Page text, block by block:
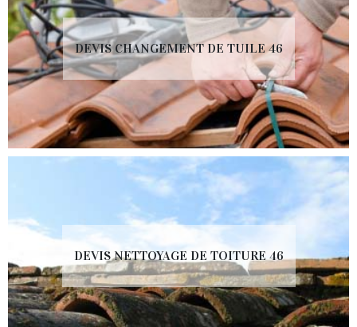
DEVIS CHANGEMENT DE TUILE 46
DEVIS NETTOYAGE DE TOITURE 46